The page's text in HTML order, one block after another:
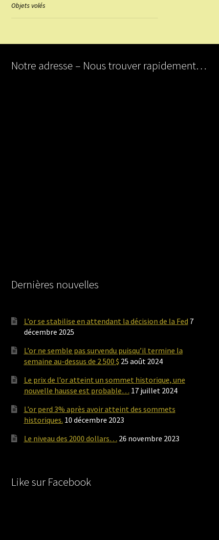
Objets volés
Notre adresse – Nous trouver rapidement…
Dernières nouvelles
L’or se stabilise en attendant la décision de la Fed 7
décembre 2025
L’or ne semble pas survendu puisqu’il termine la
semaine au-dessus de 2 500 $ 25 août 2024
Le prix de l’or atteint un sommet historique, une
nouvelle hausse est probable… 17 juillet 2024
L’or perd 3% après avoir atteint des sommets
historiques. 10 décembre 2023
Le niveau des 2000 dollars… 26 novembre 2023
Like sur Facebook